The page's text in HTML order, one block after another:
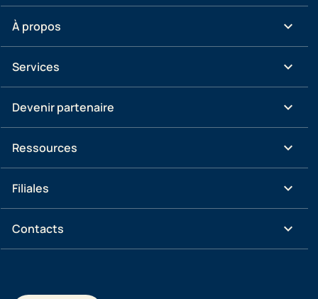
À propos keyboard_arrow_down
Services keyboard_arrow_down
Devenir partenaire keyboard_arrow_down
Ressources keyboard_arrow_down
Filiales keyboard_arrow_down
Contacts keyboard_arrow_down